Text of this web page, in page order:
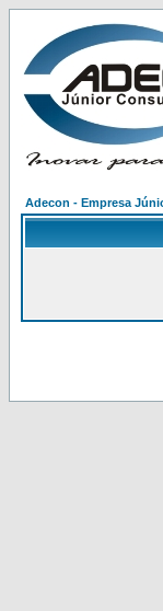
Adecon - Empresa